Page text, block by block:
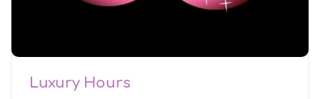
Luxury Hours